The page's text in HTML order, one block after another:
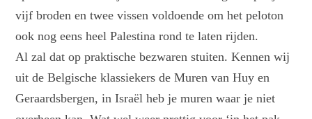
vijf broden en twee vissen voldoende om het peloton
ook nog eens heel Palestina rond te laten rijden.
Al zal dat op praktische bezwaren stuiten. Kennen wij
uit de Belgische klassiekers de Muren van Huy en
Geraardsbergen, in Israël heb je muren waar je niet